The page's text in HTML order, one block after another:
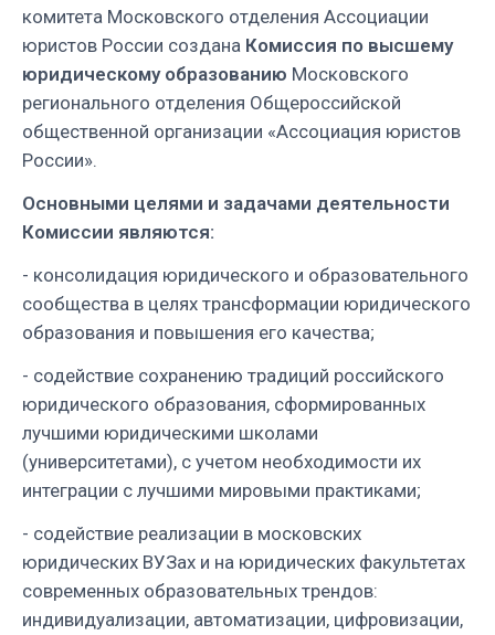
комитета Московского отделения Ассоциации
юристов России создана Комиссия по высшему
юридическому образованию Московского
регионального отделения Общероссийской
общественной организации «Ассоциация юристов
России».
Основными целями и задачами деятельности
Комиссии являются:
- консолидация юридического и образовательного
сообщества в целях трансформации юридического
образования и повышения его качества;
- содействие сохранению традиций российского
юридического образования, сформированных
лучшими юридическими школами
(университетами), с учетом необходимости их
интеграции с лучшими мировыми практиками;
- содействие реализации в московских
юридических ВУЗах и на юридических факультетах
современных образовательных трендов:
индивидуализации, автоматизации, цифровизации,